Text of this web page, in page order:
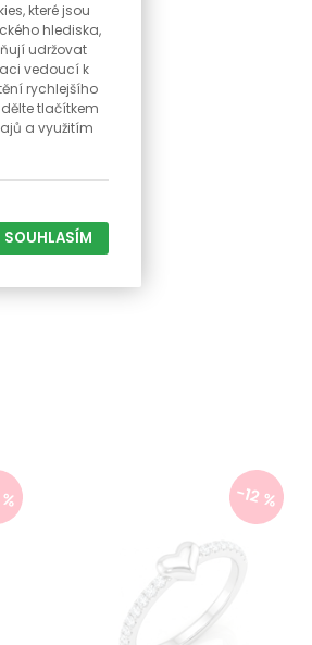
-12 %
které jsou
hlediska,
udržovat
vedoucí k
rychlejšího
tlačítkem
a využitím
SOUHLASÍM